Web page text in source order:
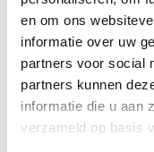
en om ons
informatie over uw
partners voor social
partners kunnen
informatie die u aan
verzameld op basis
op de markt: de AS-
productie,
producten en
heel eenvoudige
inzetten om
dagelijks leven